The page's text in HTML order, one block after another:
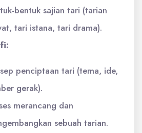
bentuk sajian tari (tarian
tari istana, tari drama).
penciptaan tari (tema, ide,
gerak).
merancang dan
sebuah tarian.